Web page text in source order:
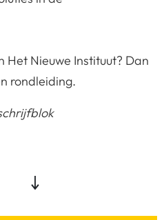
Het Nieuwe Instituut? Dan
rondleiding.